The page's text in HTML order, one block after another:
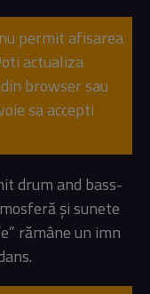
permit afisarea
actualiza
browser sau
sa accepti
drum and bass-
și sunete
rămâne un imn